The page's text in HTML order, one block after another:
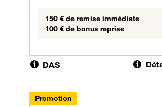
150 € de remise immédiate
100 € de bonus reprise
DAS
Promotion